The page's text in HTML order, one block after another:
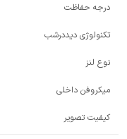
درجه حفاظت
تکنولوژی دیددرشب
نوع لنز
میکروفن داخلی
کیفیت تصویر